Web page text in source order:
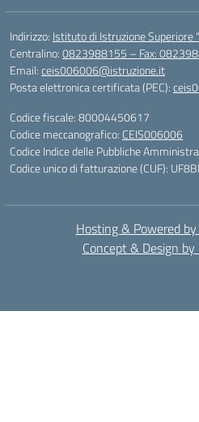
Indirizzo: Istituto di Istruzione Superiore
Centralino:0823988155 – Fax:
Email:ceis006006@istruzione.it
Posta elettronica certificata (PEC):
Codice fiscale: 80004450617
Codice meccanografico: CEIS006006
Codice Indice delle Pubbliche
Codice unico di fatturazione (CUF):
Hosting & Powered
Concept & Design